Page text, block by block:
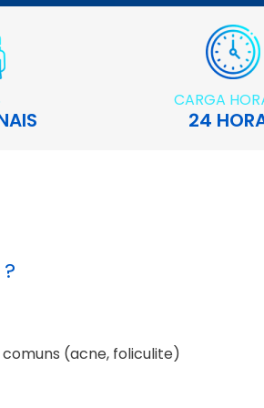
CARGA
24
?
(acne, foliculite)